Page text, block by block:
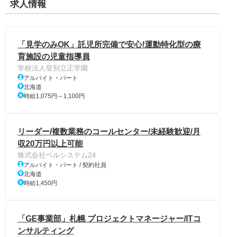
求人情報
「見学のみOK」託児所完備で安心!運動特化型の療
育施設の児童指導員
学校法人登別立正学園
アルバイト・パート
北海道
時給1,075円～1,100円
リーダー/複数業務のコールセンター/未経験歓迎/月
収20万円以上可能
株式会社ベルシステム24
アルバイト・パート / 契約社員
北海道
時給1,450円
「GE事業部」札幌 プロジェクトマネージャー/ITコ
ンサルティング